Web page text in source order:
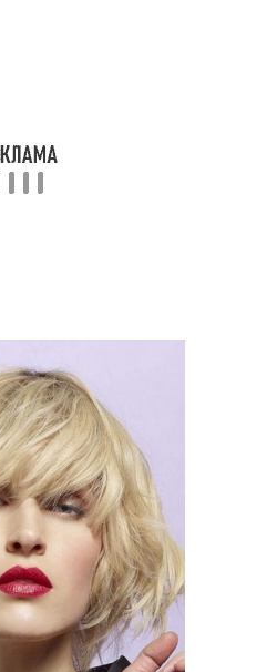
макушкой
Ступенчатые стрижки